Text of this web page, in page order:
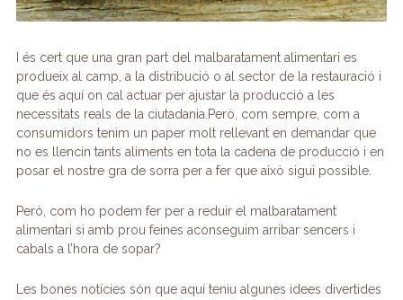
I és cert que una gran part del malbaratament alimentari es
produeix al camp, a la distribució o al sector de la restauració i
que és aquí on cal actuar per ajustar la producció a les
necessitats reals de la ciutadania.Però, com sempre, com a
consumidors tenim un paper molt rellevant en demandar que
no es llencin tants aliments en tota la cadena de producció i en
posar el nostre gra de sorra per a fer que això sigui possible.
Però, com ho podem fer per a reduir el malbaratament
alimentari si amb prou feines aconseguim arribar sencers i
cabals a l’hora de sopar?
Les bones notícies són que aquí teniu algunes idees divertides